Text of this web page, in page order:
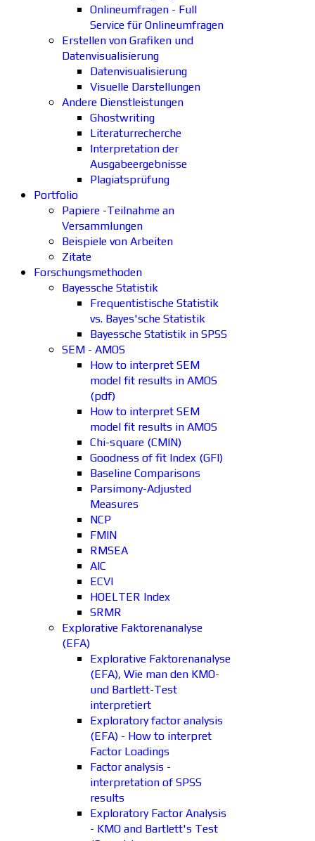
Onlineumfragen - Full
Service für Onlineumfragen
Erstellen von Grafiken und
Datenvisualisierung
Datenvisualisierung
Visuelle Darstellungen
Andere Dienstleistungen
Ghostwriting
Literaturrecherche
Interpretation der
Ausgabeergebnisse
Plagiatsprüfung
Portfolio
Papiere -Teilnahme an
Versammlungen
Beispiele von Arbeiten
Zitate
Forschungsmethoden
Bayessche Statistik
Frequentistische Statistik
vs. Bayes'sche Statistik
Bayessche Statistik in SPSS
SEM - AMOS
How to interpret SEM
model fit results in AMOS
(pdf)
How to interpret SEM
model fit results in AMOS
Chi-square (CMIN)
Goodness of fit Index (GFI)
Baseline Comparisons
Parsimony-Adjusted
Measures
NCP
FMIN
RMSEA
AIC
ECVI
HOELTER Index
SRMR
Explorative Faktorenanalyse
(EFA)
Explorative Faktorenanalyse
(EFA), Wie man den KMO-
und Bartlett-Test
interpretiert
Exploratory factor analysis
(EFA) - How to interpret
Factor Loadings
Factor analysis -
interpretation of SPSS
results
Exploratory Factor Analysis
- KMO and Bartlett's Test